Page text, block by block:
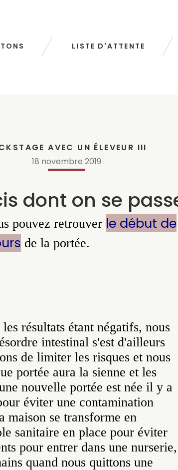
LISTE D'ATTENTE
AVEC UN ÉLEVEUR III
18 novembre 2019
dont on se
pouvez retrouver le début de
de la portée.
résultats étant négatifs, nous
intestinal s'est d'ailleurs
de limiter les risques et nous
portée aura la sienne et les
nouvelle portée est née il y a
éviter une contamination
maison se transforme en
sanitaire en place pour éviter
pour entrer dans une nurserie,
quand nous quittons une